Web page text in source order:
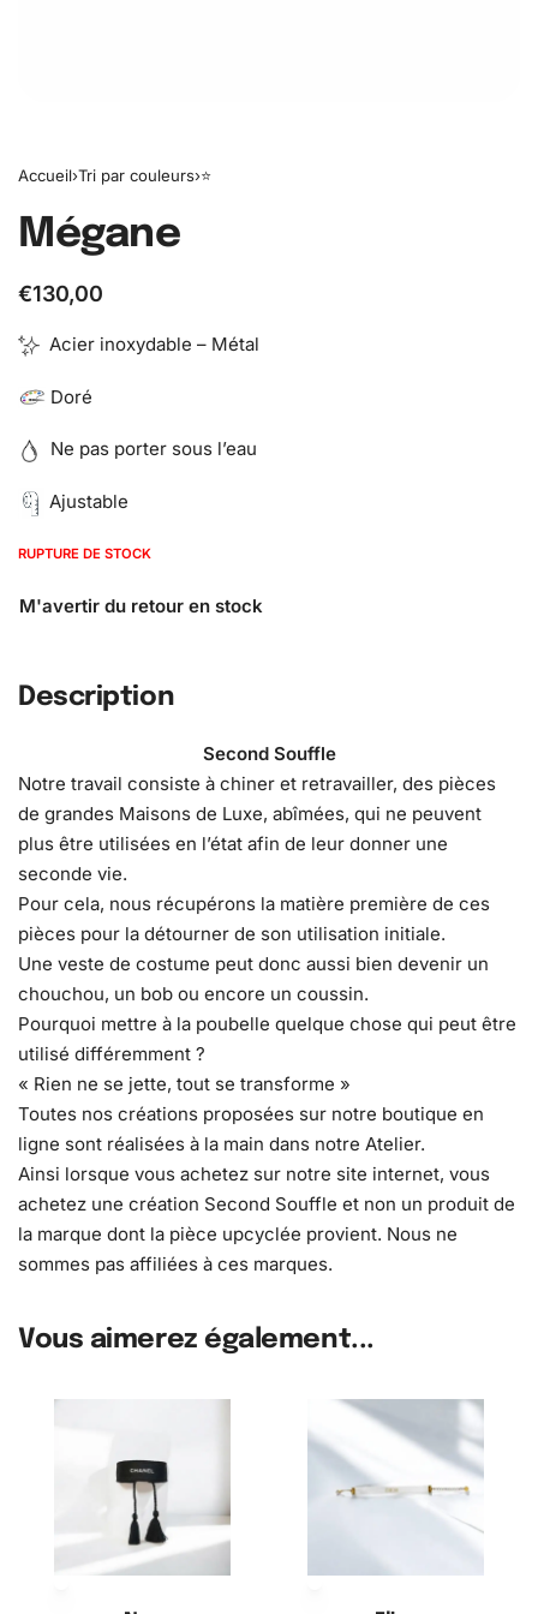
Accueil›Tri par couleurs›⭐️
Mégane
€130,00
Acier inoxydable – Métal
Doré
Ne pas porter sous l’eau
Ajustable
RUPTURE DE STOCK
Description
Second Souffle
Notre travail consiste à chiner et retravailler, des pièces
de grandes Maisons de Luxe, abîmées, qui ne peuvent
plus être utilisées en l’état afin de leur donner une
seconde vie.
Pour cela, nous récupérons la matière première de ces
pièces pour la détourner de son utilisation initiale.
Une veste de costume peut donc aussi bien devenir un
chouchou, un bob ou encore un coussin.
Pourquoi mettre à la poubelle quelque chose qui peut être
utilisé différemment ?
« Rien ne se jette, tout se transforme »
Toutes nos créations proposées sur notre boutique en
ligne sont réalisées à la main dans notre Atelier.
Ainsi lorsque vous achetez sur notre site internet, vous
achetez une création Second Souffle et non un produit de
la marque dont la pièce upcyclée provient. Nous ne
sommes pas affiliées à ces marques.
Vous aimerez également...